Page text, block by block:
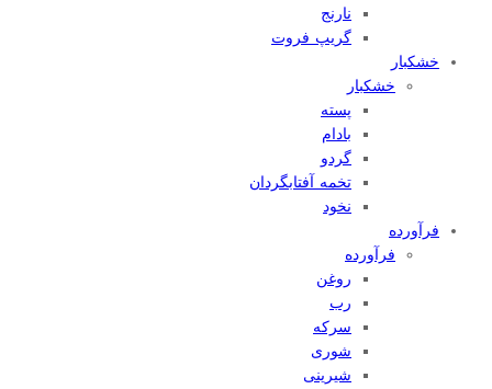
نارنج
گریپ فروت
خشکبار
خشکبار
پسته
بادام
گردو
تخمه آفتابگردان
نخود
فرآورده
فرآورده
روغن
رب
سرکه
شوری
شیرینی